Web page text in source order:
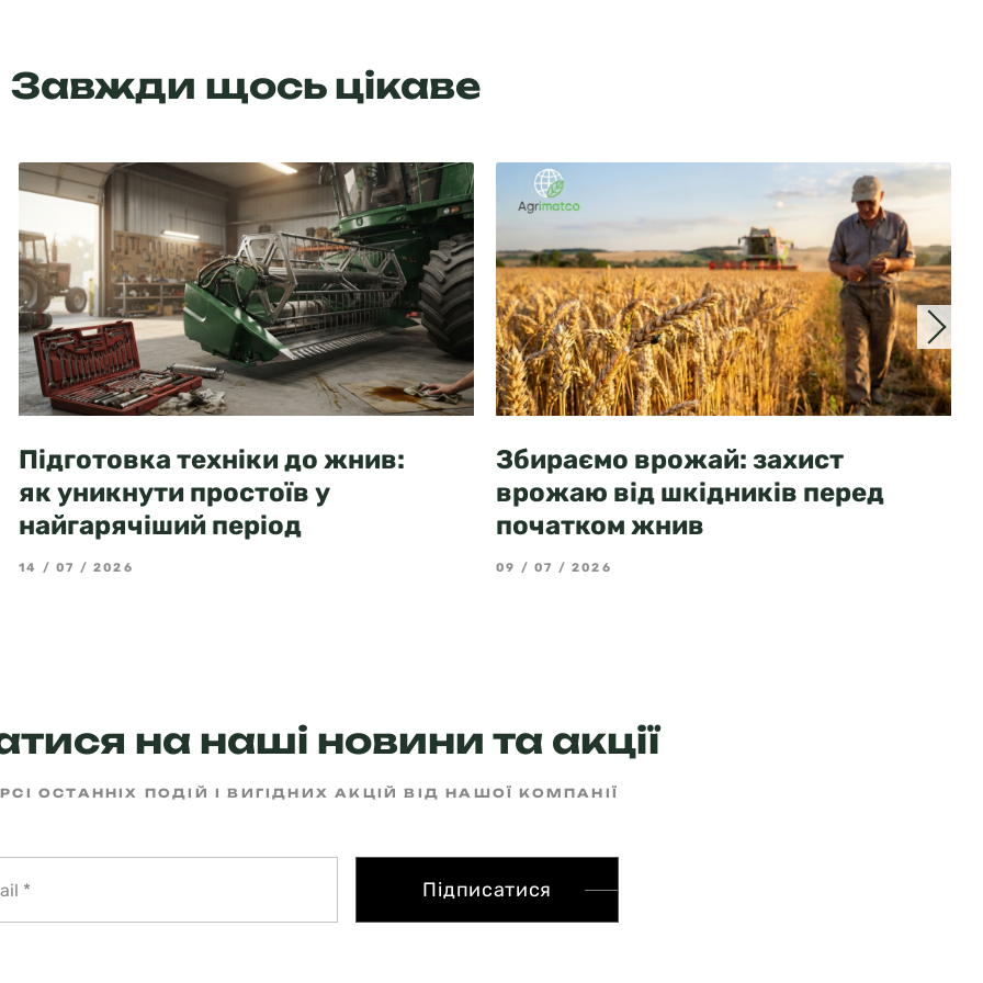
Завжди щось цікаве
Підготовка техніки до жнив:
як уникнути простоїв у
найгарячіший період
14 / 07 / 2026
Збираємо врожай: захист
врожаю від шкідників перед
початком жнив
09 / 07 / 2026
на наші новини та акції
ОСТАННІХ ПОДІЙ І ВИГІДНИХ АКЦІЙ ВІД НАШОЇ КОМПАНІЇ
Підписатися